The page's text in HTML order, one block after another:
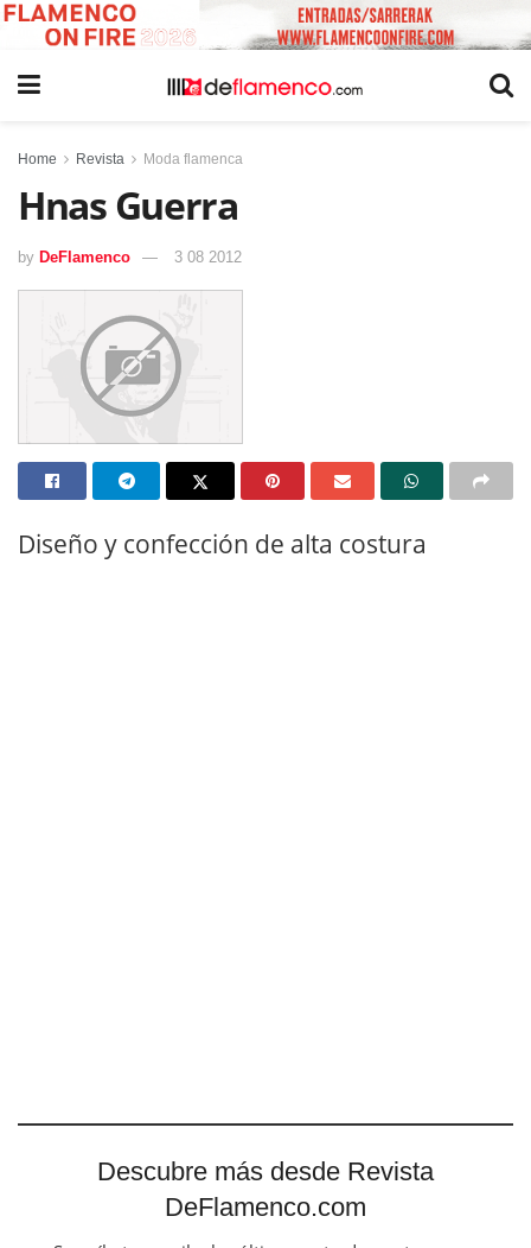
Home Revista Moda flamenca
Hnas Guerra
by DeFlamenco 3 08 2012
Diseño y confección de alta costura
Descubre más desde Revista
DeFlamenco.com